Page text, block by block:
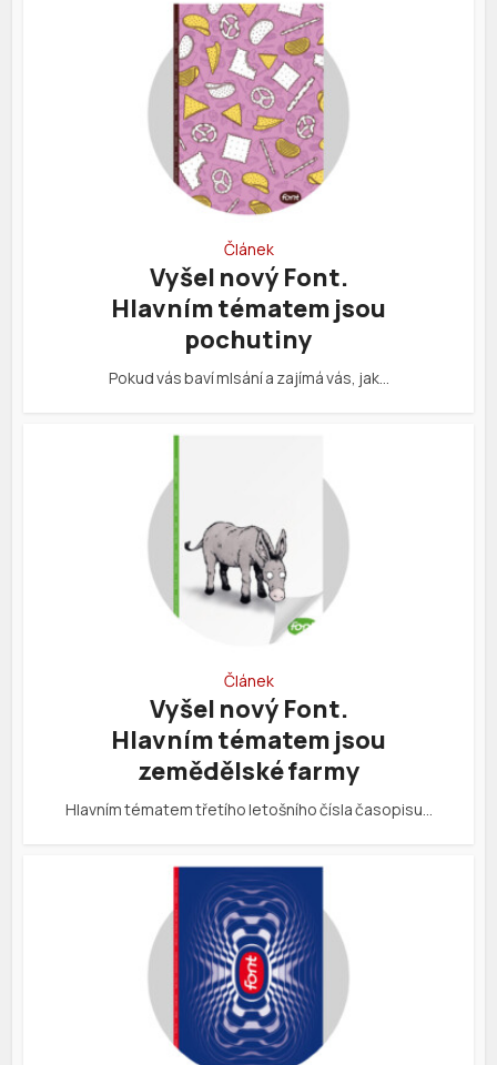
Článek
Vyšel nový Font.
Hlavním tématem jsou
pochutiny
Pokud vás baví mlsání a zajímá vás, jak…
Článek
Vyšel nový Font.
Hlavním tématem jsou
zemědělské farmy
Hlavním tématem třetího letošního čísla časopisu…